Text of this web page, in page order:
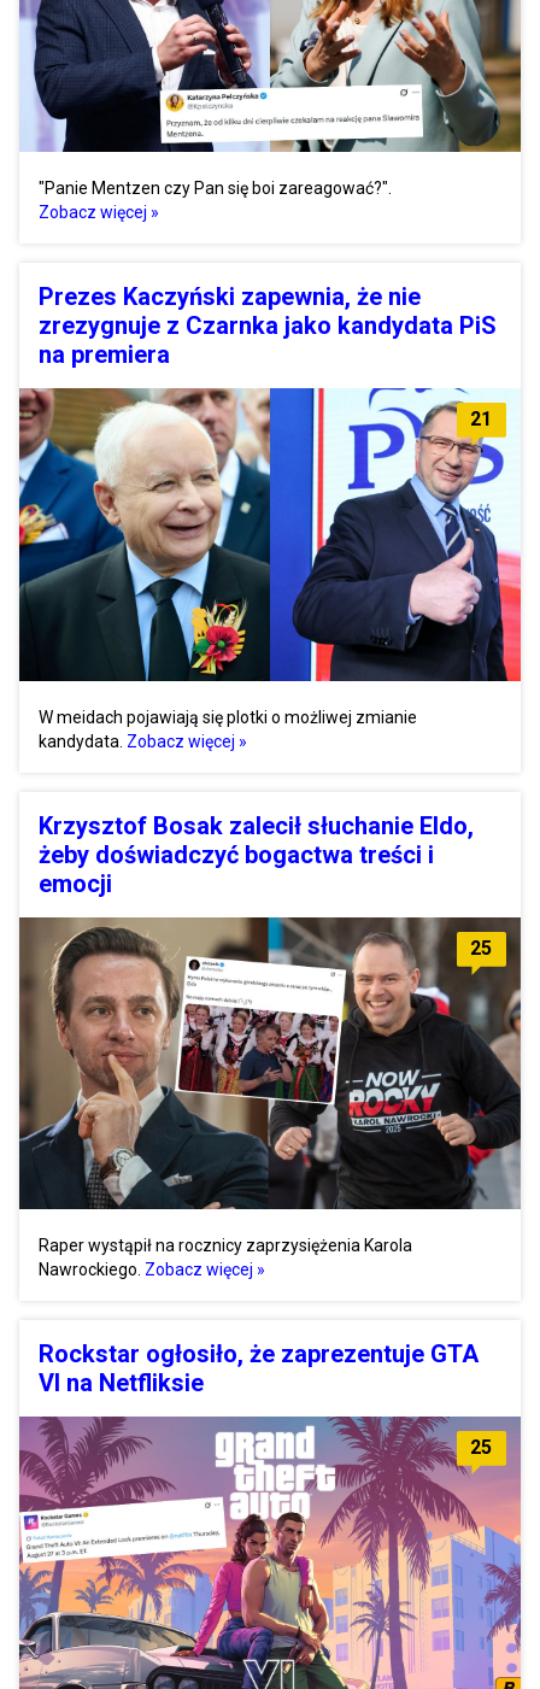
"Panie Mentzen czy Pan się boi zareagować?".
Zobacz więcej »
Prezes Kaczyński zapewnia, że nie
zrezygnuje z Czarnka jako kandydata PiS
na premiera
21
W meidach pojawiają się plotki o możliwej zmianie
kandydata. Zobacz więcej »
Krzysztof Bosak zalecił słuchanie Eldo,
żeby doświadczyć bogactwa treści i
emocji
25
Raper wystąpił na rocznicy zaprzysiężenia Karola
Nawrockiego. Zobacz więcej »
Rockstar ogłosiło, że zaprezentuje GTA
VI na Netfliksie
25